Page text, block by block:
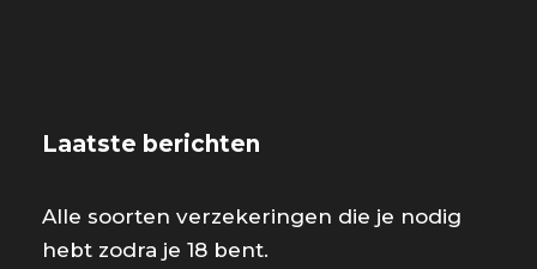
Laatste berichten
Alle soorten verzekeringen die je nodig
hebt zodra je 18 bent.